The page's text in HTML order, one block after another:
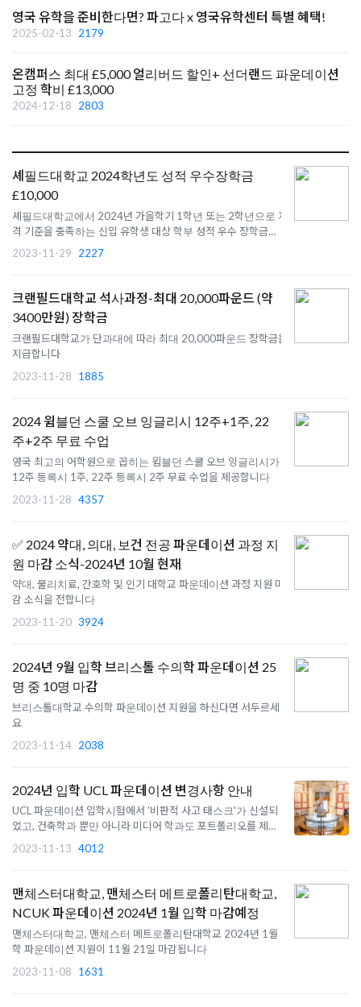
영국 유학을 준비한다면? 파고다 x 영국유학센터 특별 혜택!
2025-02-13 2179
온캠퍼스 최대 £5,000 얼리버드 할인+ 선더랜드 파운데이션
고정 학비 £13,000
2024-12-18 2803
셰필드대학교 2024학년도 성적 우수장학금
£10,000
셰필드대학교에서 2024년 가을학기 1학년 또는 2학년으로 자
격 기준을 충족하는 신입 유학생 대상 학부 성적 우수 장학금
£10,000 을 제공합니다.
2023-11-29 2227
크랜필드대학교 석사과정-최대 20,000파운드 (약
3400만원) 장학금
크랜필드대학교가 단과대에 따라 최대 20,000파운드 장학금을
지급합니다
2023-11-28
1885
2024 윔블던 스쿨 오브 잉글리시 12주+1주, 22
주+2주 무료 수업
영국 최고의 어학원으로 꼽히는 윔블던 스쿨 오브 잉글리시가
12주 등록시 1주, 22주 등록시 2주 무료 수업을 제공합니다
2023-11-28 4357
✅ 2024 약대, 의대, 보건 전공 파운데이션 과정 지
원 마감 소식-2024년 10월 현재
약대, 물리치료, 간호학 및 인기 대학교 파운데이션 과정 지원 마
감 소식을 전합니다
2023-11-20 3924
2024년 9월 입학 브리스톨 수의학 파운데이션 25
명 중 10명 마감
브리스톨대학교 수의학 파운데이션 지원을 하신다면 서두르세
요
2023-11-14 2038
2024년 입학 UCL 파운데이션 변경사항 안내
UCL 파운데이션 입학시험에서 '비판적 사고 태스크'가 신설되
었고, 건축학과 뿐만 아니라 미디어 학과도 포트폴리오를 제출
해야합니다
2023-11-13 4012
맨체스터대학교, 맨체스터 메트로폴리탄대학교,
NCUK 파운데이션 2024년 1월 입학 마감예정
맨체스터대학교, 맨체스터 메트로폴리탄대학교 2024년 1월 입
학 파운데이션 지원이 11월 21일 마감됩니다
2023-11-08
1631